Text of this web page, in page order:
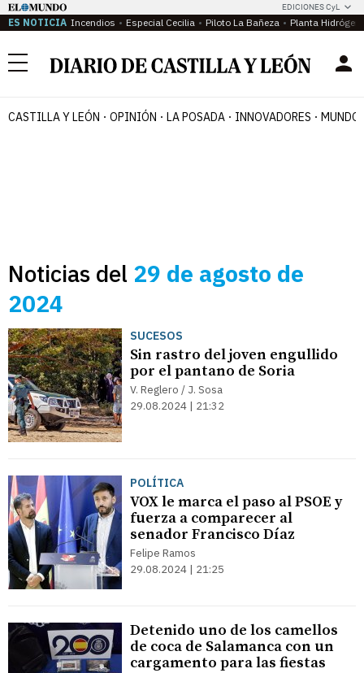
EDICIONES CyL
ES NOTICIA Incendios Especial Cecilia Piloto La Bañeza Planta
Menú
CASTILLA Y LEÓN OPINIÓN LA POSADA INNOVADORES MUNDO
Noticias del 29 de agosto de
2024
SUCESOS
Sin rastro del joven engullido
por el pantano de Soria
V. Reglero / J. Sosa
29.08.2024 | 21:32
POLÍTICA
VOX le marca el paso al PSOE y
fuerza a comparecer al
senador Francisco Díaz
Felipe Ramos
29.08.2024 | 21:25
Detenido uno de los camellos
de coca de Salamanca con un
cargamento para las fiestas